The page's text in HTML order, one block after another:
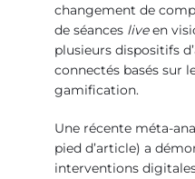
changement de
de séances liveen
plusieurs dispositifs
connectés basés sur
gamification.
Une récente méta-
pied d’article) a
interventions